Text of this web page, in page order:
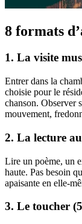
8 formats
1. La visite
Entrer dans la
choisie pour le
chanson. Observer
mouvement,
2. La lecture
Lire un poème, un
haute. Pas besoin
apaisante en elle-
3. Le toucher